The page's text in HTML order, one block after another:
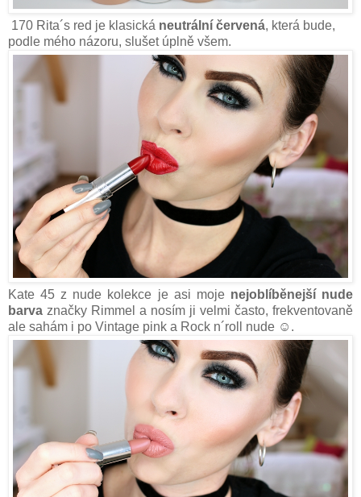
170 Rita´s red je klasická neutrální červená, která bude,
podle mého názoru, slušet úplně všem.
Kate 45 z nude kolekce je asi moje nejoblíběnejší nude
barva značky Rimmel a nosím ji velmi často, frekventovaně
ale sahám i po Vintage pink a Rock n´roll nude ☺.